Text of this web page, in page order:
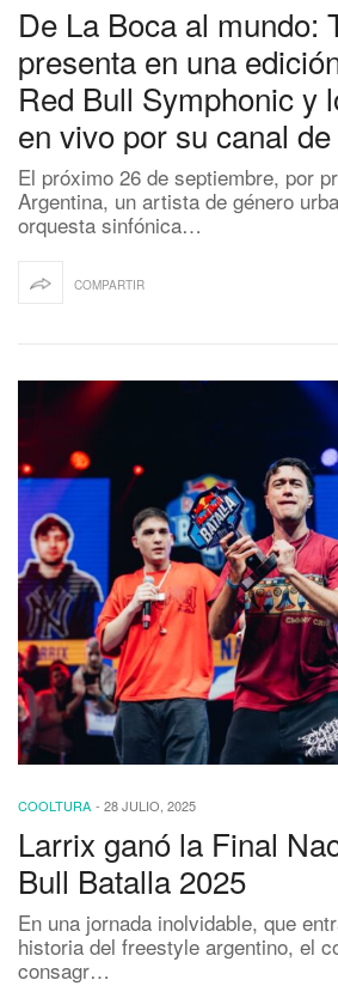
De La Boca al mundo:
presenta en una
Red Bull Symphonic y
en vivo por su canal
El próximo 26 de septiembre, por
Argentina, un artista de género
orquesta sinfónica…
COMPARTIR
COOLTURA - 28 JULIO, 2025
Larrix ganó la Final
Bull Batalla 2025
En una jornada inolvidable, que
historia del freestyle argentino, el
consagr…